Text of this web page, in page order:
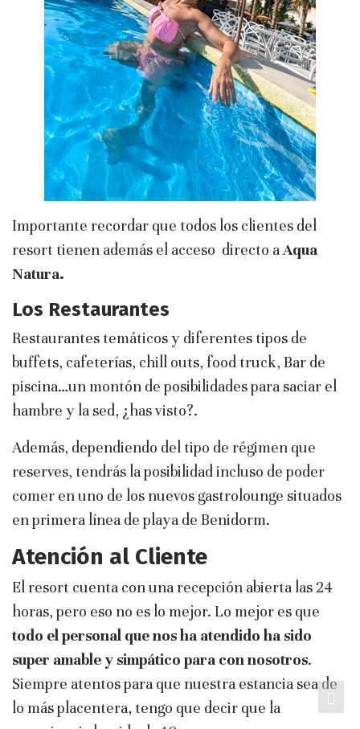
Importante recordar que todos los clientes del
resort tienen además el acceso directo aAqua
Natura.
Los Restaurantes
Restaurantes temáticos y diferentes tipos de
buffets, cafeterías, chill outs, food truck, Bar de
piscina…un montón de posibilidades para saciar el
hambre y la sed, ¿has visto?.
Además, dependiendo del tipo de régimen que
reserves, tendrás la posibilidad incluso de poder
comer en uno de los nuevos gastrolounge situados
en primera línea de playa de Benidorm.
Atención al Cliente
El resort cuenta con una recepción abierta las 24
horas, pero eso no es lo mejor. Lo mejor es que
todo el personal que nos ha atendido ha sido
super amable y simpático para con nosotros.
Siempre atentos para que nuestra estancia sea de
lo más placentera, tengo que decir que la